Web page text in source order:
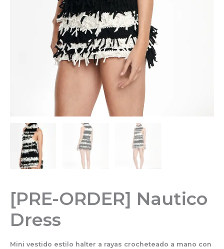
[PRE-ORDER] Nautico
Dress
Mini vestido estilo halter a rayas crocheteado a mano con